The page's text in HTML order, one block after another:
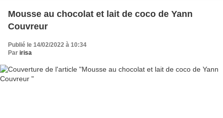
Mousse au chocolat et lait de coco de Yann
Couvreur
Publié le 14/02/2022 à 10:34
Par irisa